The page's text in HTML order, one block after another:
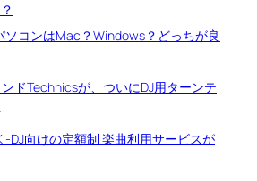
ソコンはMac？Windows？どっちが良
ドTechnicsが、ついにDJ用ターンテ
-DJ向けの定額制 楽曲利用サービスが